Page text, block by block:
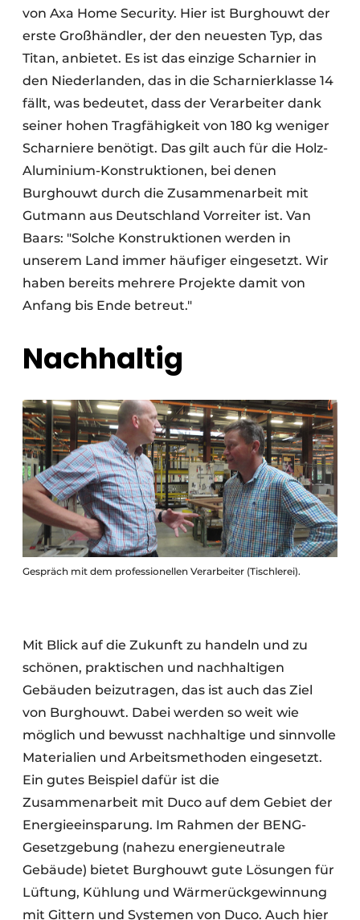
von Axa Home Security. Hier ist Burghouwt der
erste Großhändler, der den neuesten Typ, das
Titan, anbietet. Es ist das einzige Scharnier in
den Niederlanden, das in die Scharnierklasse 14
fällt, was bedeutet, dass der Verarbeiter dank
seiner hohen Tragfähigkeit von 180 kg weniger
Scharniere benötigt. Das gilt auch für die Holz-
Aluminium-Konstruktionen, bei denen
Burghouwt durch die Zusammenarbeit mit
Gutmann aus Deutschland Vorreiter ist. Van
Baars: "Solche Konstruktionen werden in
unserem Land immer häufiger eingesetzt. Wir
haben bereits mehrere Projekte damit von
Anfang bis Ende betreut."
Nachhaltig
Gespräch mit dem professionellen Verarbeiter (Tischlerei).
Mit Blick auf die Zukunft zu handeln und zu
schönen, praktischen und nachhaltigen
Gebäuden beizutragen, das ist auch das Ziel
von Burghouwt. Dabei werden so weit wie
möglich und bewusst nachhaltige und sinnvolle
Materialien und Arbeitsmethoden eingesetzt.
Ein gutes Beispiel dafür ist die
Zusammenarbeit mit Duco auf dem Gebiet der
Energieeinsparung. Im Rahmen der BENG-
Gesetzgebung (nahezu energieneutrale
Gebäude) bietet Burghouwt gute Lösungen für
Lüftung, Kühlung und Wärmerückgewinnung
mit Gittern und Systemen von Duco. Auch hier